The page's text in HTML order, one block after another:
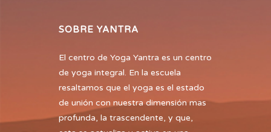
SOBRE YANTRA
El centro de Yoga Yantra es un centro
de yoga integral. En la escuela
resaltamos que el yoga es el estado
de unión con nuestra dimensión mas
profunda, la trascendente, y que,